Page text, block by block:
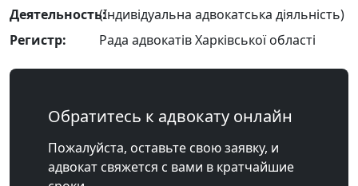
Деятельность:(Індивідуальна адвокатська діяльність)
Регистр:
Рада адвокатів Харківської області
Обратитесь к адвокату онлайн
Пожалуйста, оставьте свою заявку, и
адвокат свяжется с вами в кратчайшие